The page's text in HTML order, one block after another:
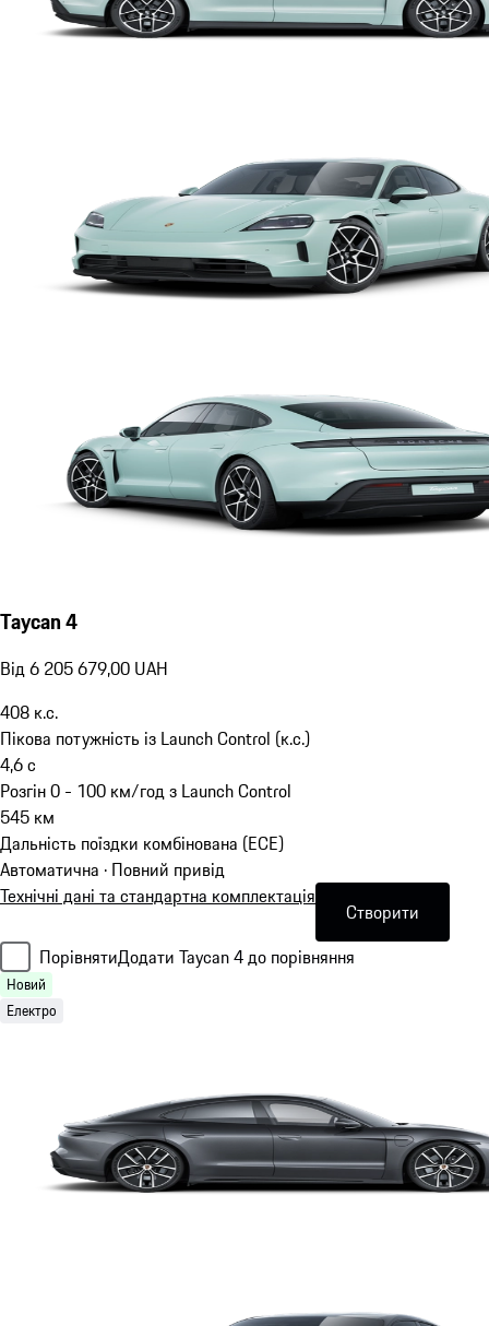
Taycan 4
Від 6 205 679,00 UAH
408 к.с.
Пікова потужність із Launch Control (к.с.)
4,6с
Розгін 0 - 100 км/год з Launch Control
545 км
Дальність поїздки комбінована (ECE)
Автоматична · Повний привід
Технічні дані та стандартна комплектація
Створити
ПорівнятиДодати Taycan 4 до порівняння
Новий
Електро